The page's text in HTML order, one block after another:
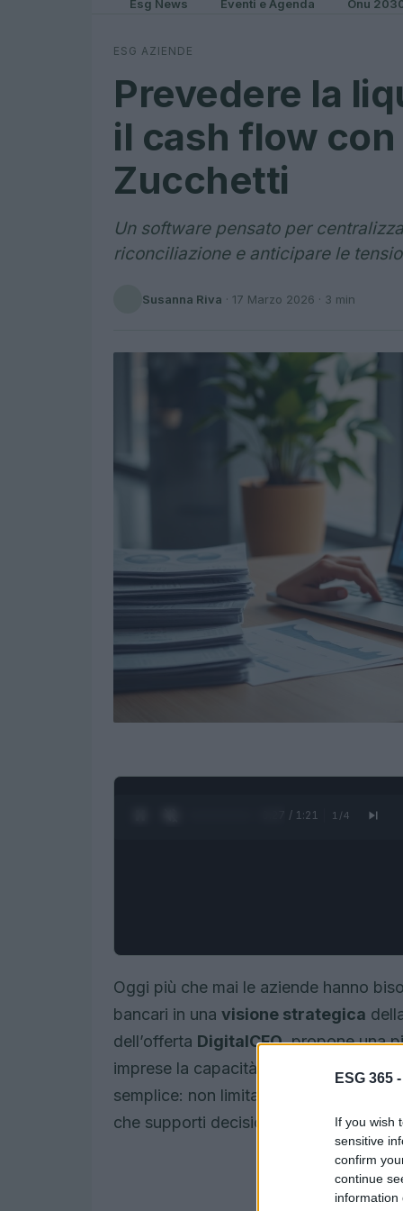
ESG 365 -
If you wish
sensitive
confirm
continue
information
Esg News Eventi e Agenda Onu
ESG AZIENDE
Prevedere la
il cash flow
Zucchetti
Un software pensato per
riconciliazione e anticipare le
Susanna Riva · 17 Marzo 2026 · 3 min
0:28 / 1:21 1 /4
Oggi più che mai le aziende hanno
bancari in una visione strategica
dell’offerta DigitalCFO, propone una
imprese la capacità di agire prima che
semplice: non limitarsi ai saldi storici
che supporti decisioni tempestive e